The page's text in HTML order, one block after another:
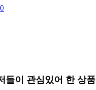
들이 관심있어 한 상품